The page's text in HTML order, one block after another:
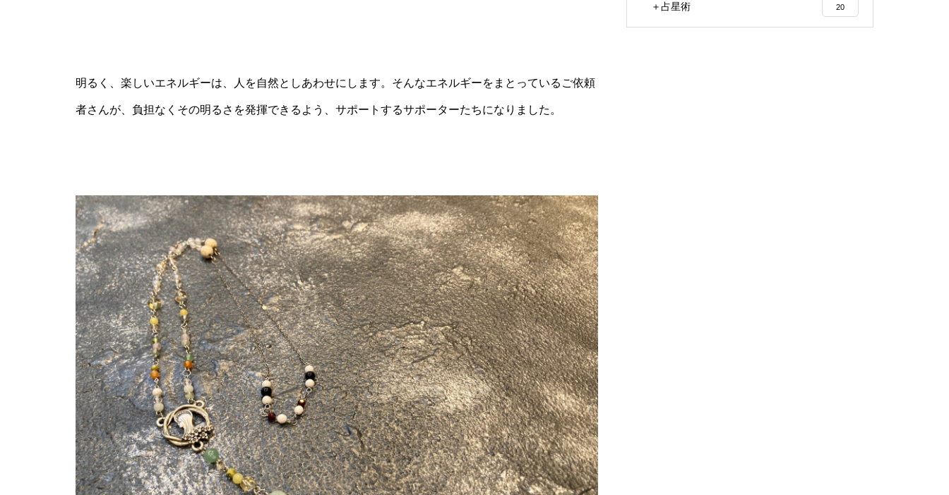
明るく、楽しいエネルギーは、人を自然としあわせにします。そんなエネルギーをまとっているご依頼
者さんが、負担なくその明るさを発揮できるよう、サポートするサポーターたちになりました。
＋占星術 20